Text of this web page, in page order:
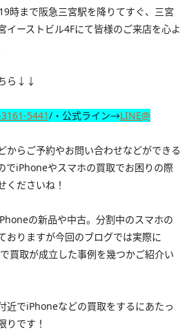
時まで阪急三宮駅を降りてすぐ、三宮
イーストビル4Fにて皆様のご来店を心よ
ら↓↓
5441/・公式ライン→LINE@
からご予約やお問い合わせなどができる
でiPhoneやスマホの買取でお困りの際
くださいね！
の新品や中古。分割中のスマホの
おりますが今回のブログでは実際に
買取が成立した事例を幾つかご紹介い
近でiPhoneなどの買取をするにあたっ
りです！